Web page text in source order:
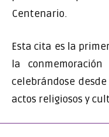
Centenario.
Esta cita es la
la
celebrándose
actos religiosos y